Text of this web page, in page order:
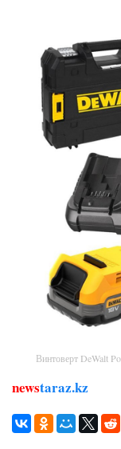
Винтоверт DeWalt
newstaraz.kz